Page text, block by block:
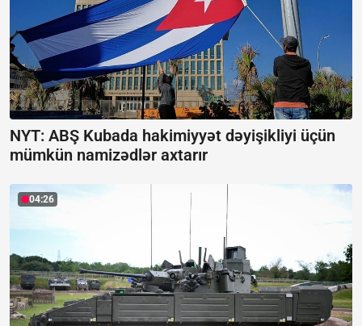
NYT: ABŞ Kubada hakimiyyət dəyişikliyi üçün
mümkün namizədlər axtarır
04:26